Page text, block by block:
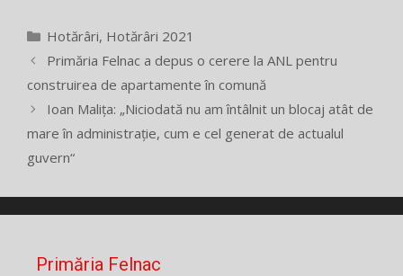
Categorii
Hotărâri, Hotărâri 2021
Primăria Felnac a depus o cerere la ANL pentru
construirea de apartamente în comună
Ioan Malița: „Niciodată nu am întâlnit un blocaj atât de
mare în administrație, cum e cel generat de actualul
guvern“
Primăria Felnac